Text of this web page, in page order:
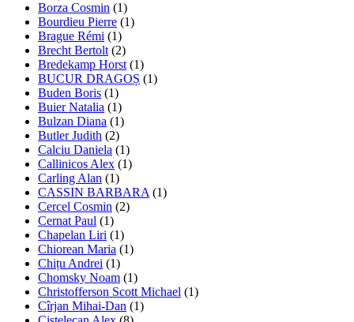
Borza Cosmin (1)
Bourdieu Pierre (1)
Brague Rémi (1)
Brecht Bertolt (2)
Bredekamp Horst (1)
BUCUR DRAGOȘ (1)
Buden Boris (1)
Buier Natalia (1)
Bulzan Diana (1)
Butler Judith (2)
Calciu Daniela (1)
Callinicos Alex (1)
Carling Alan (1)
CASSIN BARBARA (1)
Cercel Cosmin (2)
Cernat Paul (1)
Chapelan Liri (1)
Chiorean Maria (1)
Chițu Andrei (1)
Chomsky Noam (1)
Christofferson Scott Michael (1)
Cîrjan Mihai-Dan (1)